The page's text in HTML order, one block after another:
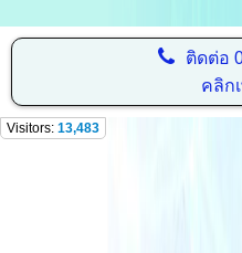
ติดต่อ
คลิก
Visitors: 13,483